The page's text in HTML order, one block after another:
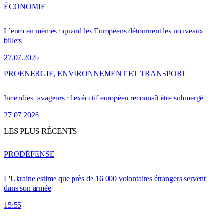
L’euro en mèmes : quand les Européens détournent les nouveaux
billets
27.07.2026
ÉCONOMIE
Incendies ravageurs : l'exécutif européen reconnaît être submergé
27.07.2026
PROENERGIE, ENVIRONNEMENT ET TRANSPORT
LES PLUS RÉCENTS
L'Ukraine estime que près de 16 000 volontaires étrangers servent
dans son armée
15:55
PRODÉFENSE